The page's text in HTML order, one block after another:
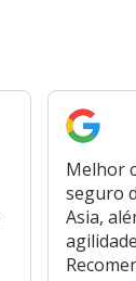
Melhor
seguro
Asia,